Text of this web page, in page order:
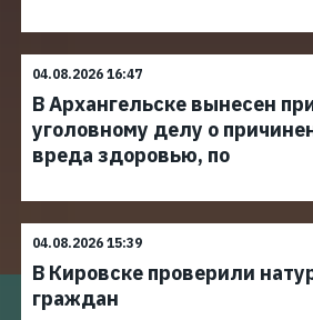
04.08.2026 16:47
В Архангельске вынесен
уголовному делу о
вреда здоровью, по
04.08.2026 15:39
В Кировске проверили
граждан